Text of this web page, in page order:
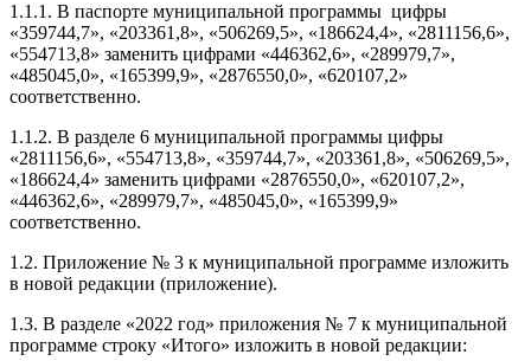
1.1.1. В паспорте муниципальной программы цифры
«359744,7», «203361,8», «506269,5», «186624,4», «2811156,6»,
«554713,8» заменить цифрами «446362,6», «289979,7»,
«485045,0», «165399,9», «2876550,0», «620107,2»
соответственно.
1.1.2. В разделе 6 муниципальной программы цифры
«2811156,6», «554713,8», «359744,7», «203361,8», «506269,5»,
«186624,4» заменить цифрами «2876550,0», «620107,2»,
«446362,6», «289979,7», «485045,0», «165399,9»
соответственно.
1.2. Приложение № 3 к муниципальной программе изложить
в новой редакции (приложение).
1.3. В разделе «2022 год» приложения № 7 к муниципальной
программе строку «Итого» изложить в новой редакции: